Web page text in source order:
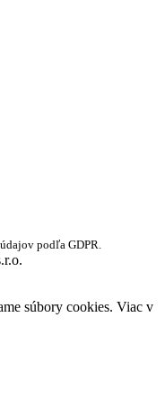
podľa GDPR.
súbory cookies. Viac v